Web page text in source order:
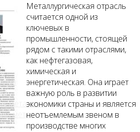
металлов
металлов
Металлургическая отрасль
считается одной из
ключевых в
промышленности, стоящей
рядом с такими отраслями,
как нефтегазовая,
химическая и
энергетическая. Она играет
важную роль в развитии
экономики страны и является
неотъемлемым звеном в
производстве многих